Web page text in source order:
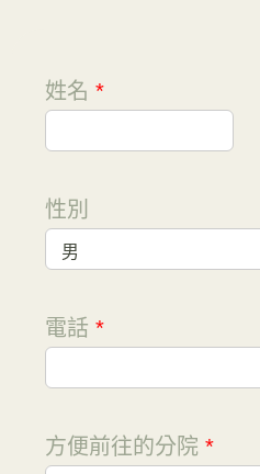
姓名 *
性別
電話 *
方便前往的分院 *